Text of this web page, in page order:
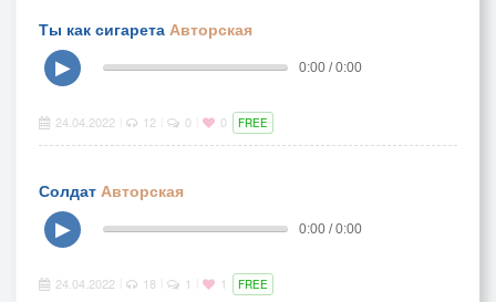
Ты как сигарета Авторская
▶
0:00 / 0:00
24.04.2022 12 0 0 FREE
Солдат Авторская
▶
0:00 / 0:00
24.04.2022 18 1 1 FREE